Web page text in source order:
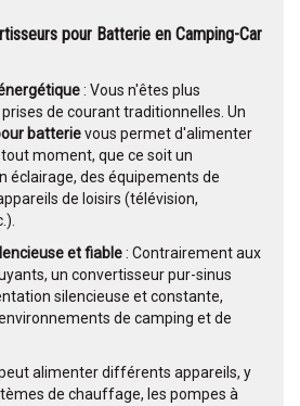
pour Batterie en Camping-Car
: Vous n'êtes plus
de courant traditionnelles. Un
batterievous permet d'alimenter
moment, que ce soit un
éclairage, des équipements de
de loisirs (télévision,
et fiable: Contrairement aux
un convertisseur pur-sinus
silencieuse et constante,
de camping et de
alimenter différents appareils, y
de chauffage, les pompes à